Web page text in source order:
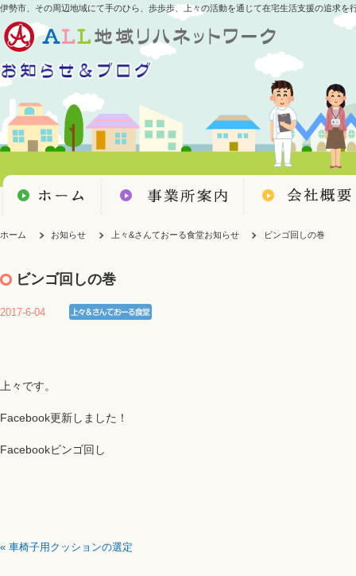
伊勢市、その周辺地域にて手のひら、歩歩歩、上々の活動を通じて在宅生活支援の追求を
ホーム お知らせ 上々&さんておーる食堂お知らせ ビンゴ回しの巻
ビンゴ回しの巻
2017-6-04
上々です。
Facebook更新しました！
Facebookビンゴ回し
« 車椅子用クッションの選定